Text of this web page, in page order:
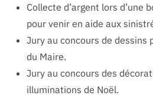
Collecte d’argent lors d’une
pour venir en aide aux
Jury au concours de
du Maire.
Jury au concours des
illuminations de Noël.